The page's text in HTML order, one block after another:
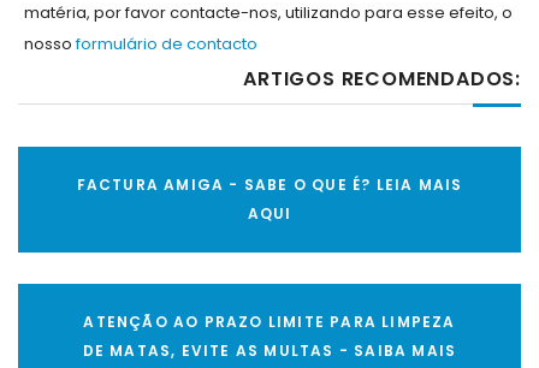
matéria, por favor contacte-nos, utilizando para esse efeito, o
nossoformulário de contacto
ARTIGOS RECOMENDADOS:
FACTURA AMIGA - SABE O QUE É? LEIA MAIS
AQUI
ATENÇÃO AO PRAZO LIMITE PARA LIMPEZA
DE MATAS, EVITE AS MULTAS - SAIBA MAIS